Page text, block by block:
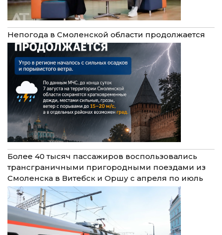
Непогода в Смоленской области продолжается
Более 40 тысяч пассажиров воспользовались
трансграничными пригородными поездами из
Смоленска в Витебск и Оршу с апреля по июль